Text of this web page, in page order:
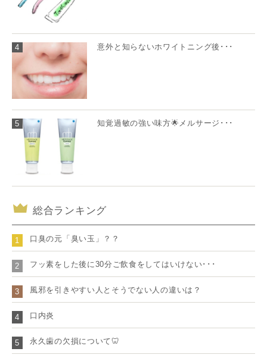
4 意外と知らないホワイトニング後･･･
5 知覚過敏の強い味方🌟メルサージ･･･
総合ランキング
1 口臭の元「臭い玉」？？
2 フッ素をした後に30分ご飲食をしてはいけない･･･
3 風邪を引きやすい人とそうでない人の違いは？
4 口内炎
5 永久歯の欠損について🦷